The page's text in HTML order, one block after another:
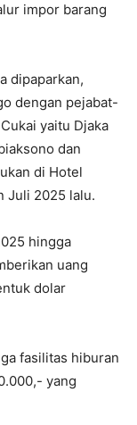
impor barang
dipaparkan,
dengan pejabat-
yaitu Djaka
dan
di Hotel
Juli 2025 lalu.
hingga
uang
dolar
fasilitas hiburan
yang